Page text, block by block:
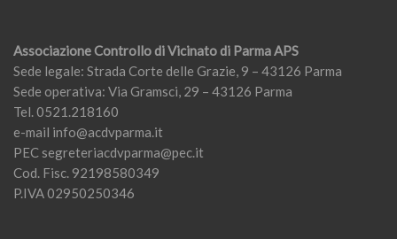
Associazione Controllo di Vicinato di Parma APS
Sede legale: Strada Corte delle Grazie, 9 – 43126 Parma
Sede operativa: Via Gramsci, 29 – 43126 Parma
Tel. 0521.218160
e-mail info@acdvparma.it
PEC segreteriacdvparma@pec.it
Cod. Fisc. 92198580349
P.IVA 02950250346